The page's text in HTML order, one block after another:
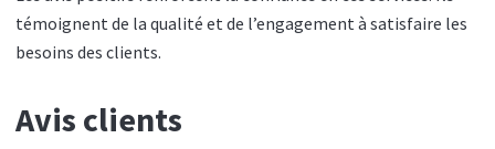
témoignent de la qualité et de l’engagement à satisfaire les
besoins des clients.
Avis clients